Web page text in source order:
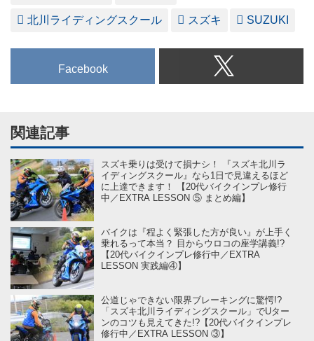
北川ライディングスクール スズキ SUZUKI
Facebook
関連記事
スズキ乗りは受けて損ナシ！ 『スズキ北川ラ
イディングスクール』なら1日で見違えるほど
に上達できます！ 【20代バイクインプレ修行
中／EXTRA LESSON ⑤ まとめ編】
バイクは『程よく緊張した方が良い』が上手く
乗れるって本当？ 目からウロコの座学講義!?
【20代バイクインプレ修行中／EXTRA
LESSON 実践編④】
公道じゃできない限界ブレーキングに驚愕!?
「スズキ北川ライディングスクール」でUター
ンのコツも見えてきた!?【20代バイクインプレ
修行中／EXTRA LESSON ③】